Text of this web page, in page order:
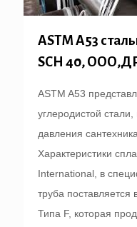
ASTM A53
SCH 40,
ASTM A53
углеродистой стали,
давления
Характеристики
International, в
труба поставляется
Типа F, которая